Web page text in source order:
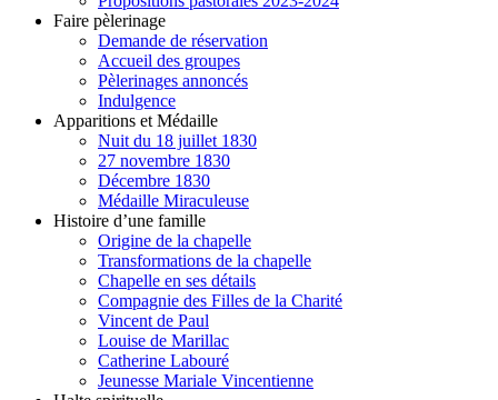
Faire pèlerinage
Demande de réservation
Accueil des groupes
Pèlerinages annoncés
Indulgence
Apparitions et Médaille
Nuit du 18 juillet 1830
27 novembre 1830
Décembre 1830
Médaille Miraculeuse
Histoire d’une famille
Origine de la chapelle
Transformations de la chapelle
Chapelle en ses détails
Compagnie des Filles de la Charité
Vincent de Paul
Louise de Marillac
Catherine Labouré
Jeunesse Mariale Vincentienne